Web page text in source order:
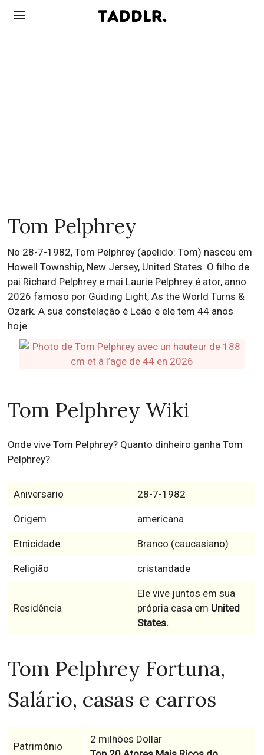
Tom Pelphrey
No 28-7-1982, Tom Pelphrey (apelido: Tom) nasceu em
Howell Township, New Jersey, United States. O filho de
pai Richard Pelphrey e mai Laurie Pelphrey é ator, anno
2026 famoso por Guiding Light, As the World Turns &
Ozark. A sua constelação é Leão e ele tem 44 anos
hoje.
Tom Pelphrey Wiki
Onde vive Tom Pelphrey? Quanto dinheiro ganha Tom
Pelphrey?
Aniversario 28-7-1982
Origem americana
Etnicidade Branco (caucasiano)
Religião cristandade
Residência
Ele vive juntos em sua
própria casa em United
States.
Tom Pelphrey Fortuna,
Salário, casas e carros
Património
2 milhões Dollar